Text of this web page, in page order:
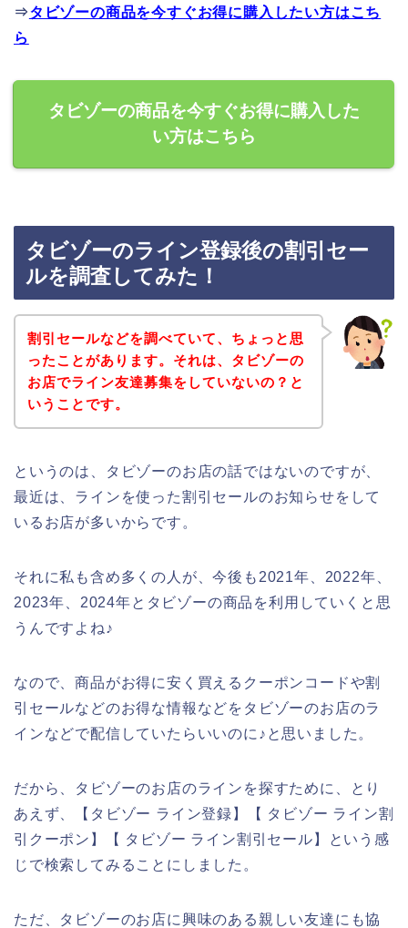
⇒タビゾーの商品を今すぐお得に購入したい方はこち
ら
タビゾーの商品を今すぐお得に購入した
い方はこちら
タビゾーのライン登録後の割引セー
ルを調査してみた！
割引セールなどを調べていて、ちょっと思
ったことがあります。それは、タビゾーの
お店でライン友達募集をしていないの？と
いうことです。
というのは、タビゾーのお店の話ではないのですが、
最近は、ラインを使った割引セールのお知らせをして
いるお店が多いからです。
それに私も含め多くの人が、今後も2021年、2022年、
2023年、2024年とタビゾーの商品を利用していくと思
うんですよね♪
なので、商品がお得に安く買えるクーポンコードや割
引セールなどのお得な情報などをタビゾーのお店のラ
インなどで配信していたらいいのに♪と思いました。
だから、タビゾーのお店のラインを探すために、とり
あえず、【タビゾー ライン登録】【 タビゾー ライン割
引クーポン】【 タビゾー ライン割引セール】という感
じで検索してみることにしました。
ただ、タビゾーのお店に興味のある親しい友達にも協